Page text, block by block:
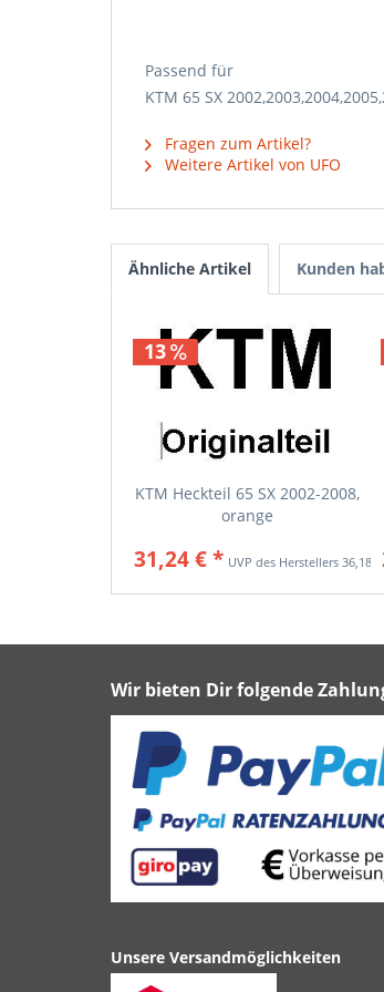
Passend für
KTM 65 SX
Fragen zum Artikel?
Weitere Artikel von UFO
Ähnliche Artikel Kunden
13
KTM Heckteil 65 SX 2002-2008,
orange
31,24 € * 36,18
Wir bieten Dir folgende
Unsere Versandmöglichkeiten